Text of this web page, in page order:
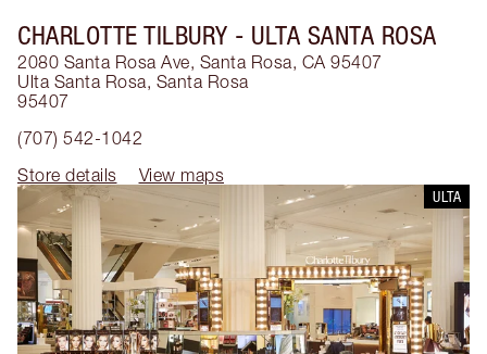
CHARLOTTE TILBURY - ULTA SANTA ROSA
2080 Santa Rosa Ave, Santa Rosa, CA 95407
Ulta Santa Rosa, Santa Rosa
95407
(707) 542-1042
Store details
View maps
ULTA